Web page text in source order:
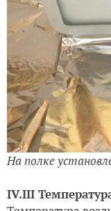
На полке
IV.III